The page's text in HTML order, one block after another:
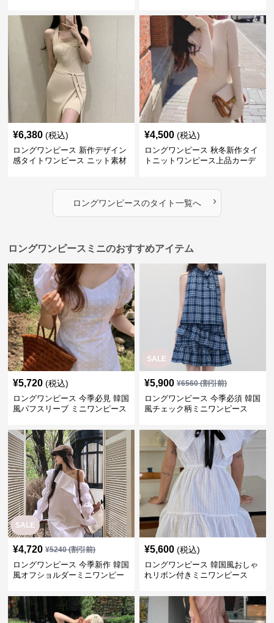
¥6,380 (税込)
ロングワンピース 新作デザイン
感タイトワンピース ニット素材
¥4,500 (税込)
ロングワンピース 秋冬新作タイ
トニットワンピース上品カーデ
ロングワンピースのタイト一覧へ ›
ロングワンピースミニのおすすめアイテム
¥5,720 (税込)
ロングワンピース 今季必見 韓国
風パフスリーブ ミニワンピース
SALE
¥5,900 ¥6560(割引前)
ロングワンピース 今季必須 韓国
風チェック柄ミニワンピース
SALE
¥4,720 ¥5240(割引前)
ロングワンピース 今季新作 韓国
風オフショルダーミニワンピー
¥5,600 (税込)
ロングワンピース 韓国風おしゃ
れリボン付きミニワンピース